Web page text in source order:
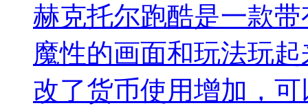
赫克托尔跑酷是一款
魔性的画面和玩法玩
改了货币使用增加，